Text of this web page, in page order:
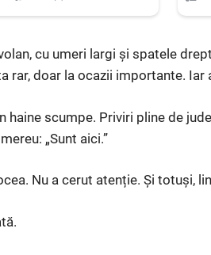
cu umeri largi și spatele
rar, doar la ocazii importante. Iar
scumpe. Priviri pline de
„Sunt aici.”
Nu a cerut atenție. Și totuși,